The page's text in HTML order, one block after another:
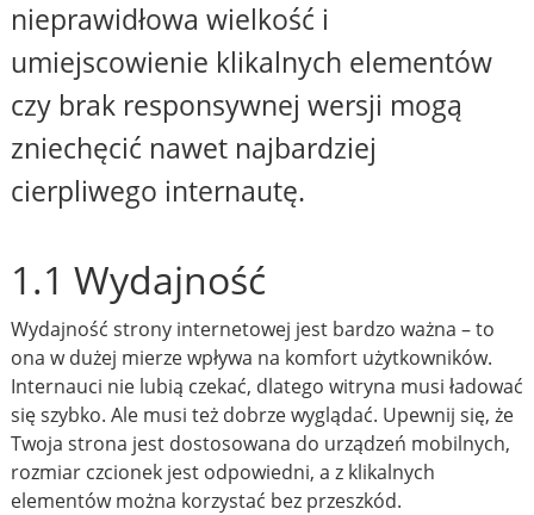
nieprawidłowa wielkość i
umiejscowienie klikalnych elementów
czy brak responsywnej wersji mogą
zniechęcić nawet najbardziej
cierpliwego internautę.
1.1 Wydajność
Wydajność strony internetowej jest bardzo ważna – to
ona w dużej mierze wpływa na komfort użytkowników.
Internauci nie lubią czekać, dlatego witryna musi ładować
się szybko. Ale musi też dobrze wyglądać. Upewnij się, że
Twoja strona jest dostosowana do urządzeń mobilnych,
rozmiar czcionek jest odpowiedni, a z klikalnych
elementów można korzystać bez przeszkód.